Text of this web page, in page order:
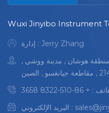
Wuxi Jinyibo Instrument
إدارة : Jerry Zhang
. , منطقة هوشان , مدينة ووشي ,
, الصين
:
+ 86-510-8322 3658
البريد الإلكتروني :